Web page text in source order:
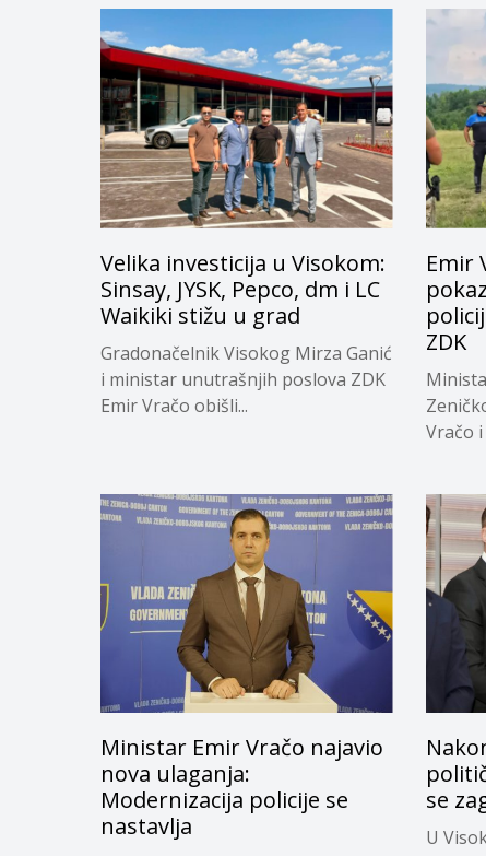
Velika investicija u Visokom:
Sinsay, JYSK, Pepco, dm i LC
Waikiki stižu u grad
Gradonačelnik Visokog Mirza Ganić
i ministar unutrašnjih poslova ZDK
Emir Vračo obišli...
Emir
ZDK
Vračo
Ministar Emir Vračo najavio
nova ulaganja:
Modernizacija policije se
nastavlja
se
U